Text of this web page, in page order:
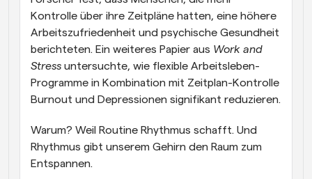
Kontrolle über ihre Zeitpläne hatten, eine höhere
Arbeitszufriedenheit und psychische Gesundheit
berichteten. Ein weiteres Papier aus Work and
Stress untersuchte, wie flexible Arbeitsleben-
Programme in Kombination mit Zeitplan-Kontrolle
Burnout und Depressionen signifikant reduzieren.
Warum? Weil Routine Rhythmus schafft. Und
Rhythmus gibt unserem Gehirn den Raum zum
Entspannen.